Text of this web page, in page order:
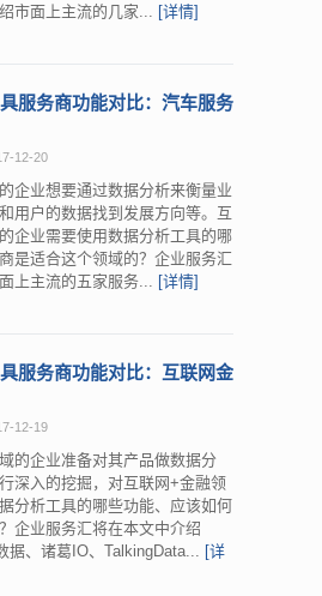
市面上主流的几家... [详情]
服务商功能对比：汽车服务
12-20
企业想要通过数据分析来衡量业
用户的数据找到发展方向等。互
企业需要使用数据分析工具的哪
是适合这个领域的？企业服务汇
上主流的五家服务... [详情]
服务商功能对比：互联网金
12-19
的企业准备对其产品做数据分
深入的挖掘，对互联网+金融领
分析工具的哪些功能、应该如何
企业服务汇将在本文中介绍
据、诸葛IO、TalkingData... [详